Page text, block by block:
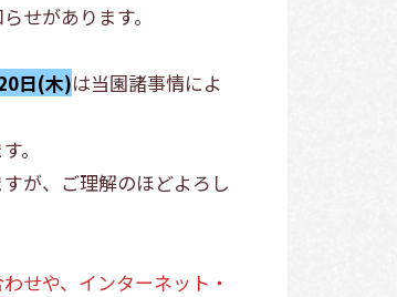
せがあります。
日(木)は当園諸事情によ
。
が、ご理解のほどよろし
せや、インターネット・